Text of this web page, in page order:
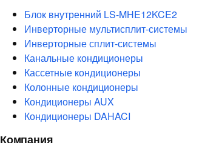
Блок внутренний LS-MHE12KCE2
Инверторные мультисплит-системы
Инверторные сплит-системы
Канальные кондиционеры
Кассетные кондиционеры
Колонные кондиционеры
Кондиционеры AUX
Кондиционеры DAHACI
Компания